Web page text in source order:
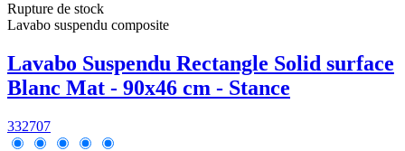
Rupture de stock
Lavabo suspendu composite
Lavabo Suspendu Rectangle Solid surface
Blanc Mat - 90x46 cm - Stance
332707